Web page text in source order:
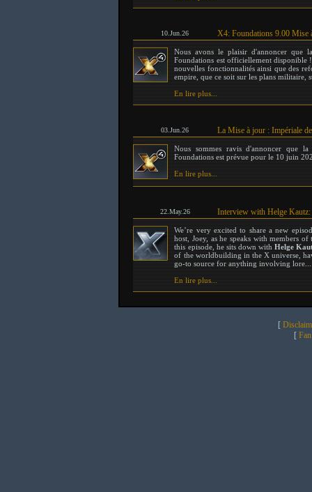
10.Jun.26 X4: Foundations 9.00 Mise
Nous avons le plaisir d'annoncer
Foundations est officiellement disponible
nouvelles fonctionnalités ainsi que des
empire, que ce soit sur les plans militaire,
En lire plus...
03.Jun.26 La Mise à jour : Impériale
Nous sommes ravis d'annoncer
Foundations est prévue pour le 10 juin
En lire plus...
22.May.26 Interview with Helge
We’re very excited to share a new
host, Joey, as he speaks with members
this episode, he sits down with Helge
of the worldbuilding in the X universe,
go-to source for anything involving
En lire plus...
[
[